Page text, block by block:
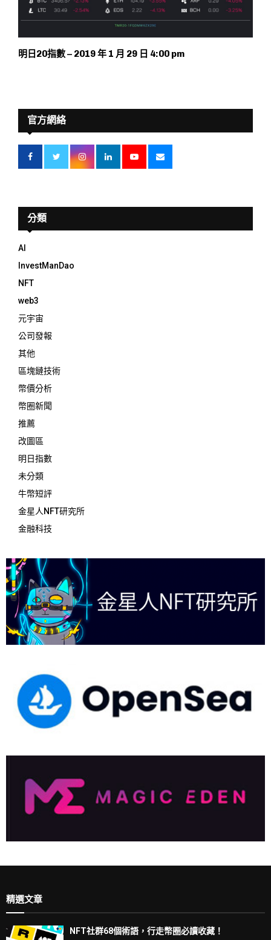
明日20指數 – 2019 年 1 月 29 日 4:00 pm
官方網絡
分類
AI
InvestManDao
NFT
web3
元宇宙
公司發報
其他
區塊鏈技術
幣價分析
幣圈新聞
推薦
改圖區
明日指數
未分類
牛幣短評
金星人NFT研究所
金融科技
精選文章
NFT社群68個術語，行走幣圈必讀收藏！